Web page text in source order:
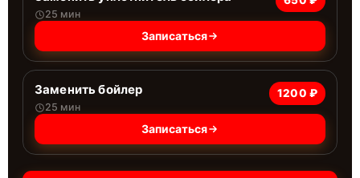
25 мин
Записаться
Заменить бойлер
25 мин
1200 ₽
Записаться